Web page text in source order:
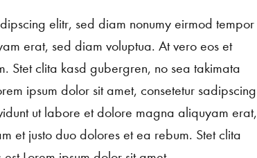
elitr, sed diam nonumy eirmod tempor
erat, sed diam voluptua. At vero eos et
Stet clita kasd gubergren, no sea takimata
ipsum dolor sit amet, consetetur sadipscing
ut labore et dolore magna aliquyam erat,
et justo duo dolores et ea rebum. Stet clita